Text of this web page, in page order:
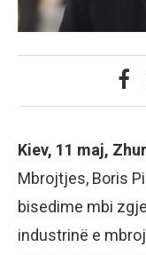
Kiev, 11 maj,
Mbrojtjes, Boris
bisedime mbi
industrinë e